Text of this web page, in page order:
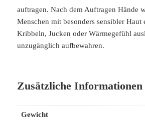
auftragen. Nach dem Auftragen Hände
Menschen mit besonders sensibler Haut
Kribbeln, Jucken oder Wärmegefühl
unzugänglich aufbewahren.
Zusätzliche Informationen
Gewicht